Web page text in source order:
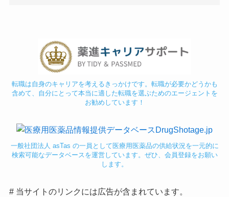
転職は自身のキャリアを考えるきっかけです。転職が必要かどうかも
含めて、自分にとって本当に適した転職を選ぶためのエージェントを
お勧めしています！
一般社団法人 asTas の一員として医療用医薬品の供給状況を一元的に
検索可能なデータベースを運営しています。ぜひ、会員登録をお願い
します。
# 当サイトのリンクには広告が含まれています。